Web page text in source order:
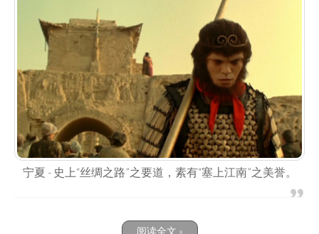
宁夏 - 史上“丝绸之路”之要道，素有“塞上江南”之美誉。
阅读全文 »